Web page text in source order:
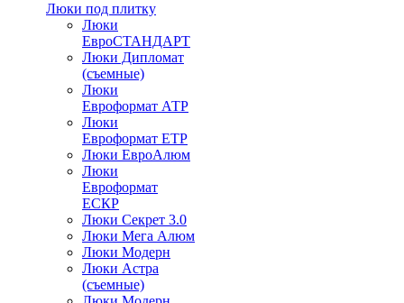
Люки под плитку
Люки
ЕвроСТАНДАРТ
Люки Дипломат
(съемные)
Люки
Евроформат АТР
Люки
Евроформат ЕТР
Люки ЕвроАлюм
Люки
Евроформат
ЕСКР
Люки Секрет 3.0
Люки Мега Алюм
Люки Модерн
Люки Астра
(съемные)